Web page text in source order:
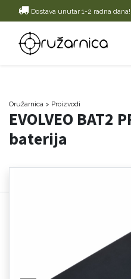
Dostava unutar 1-2 radna dana!
Oružarnica > Proizvodi
EVOLVEO BAT2
baterija